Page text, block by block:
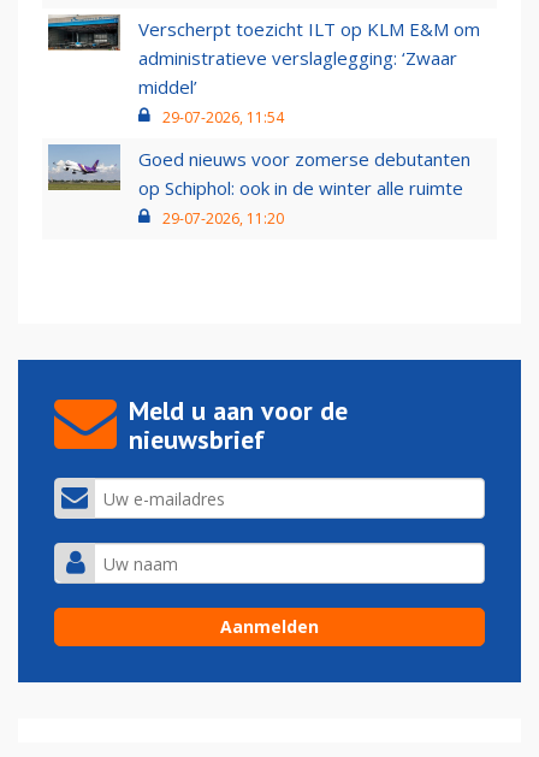
Verscherpt toezicht ILT op KLM E&M om
administratieve verslaglegging: ‘Zwaar
middel’
29-07-2026, 11:54
Goed nieuws voor zomerse debutanten
op Schiphol: ook in de winter alle ruimte
29-07-2026, 11:20
Meld u aan voor de
nieuwsbrief